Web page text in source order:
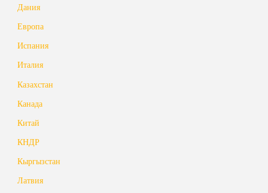
Дания
Европа
Испания
Италия
Казахстан
Канада
Китай
КНДР
Кыргызстан
Латвия